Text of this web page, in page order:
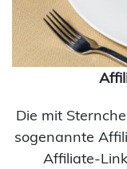
Die mit
sogenannte
Affiliate-